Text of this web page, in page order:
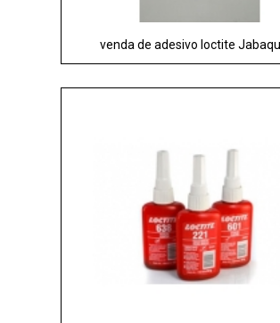
venda de adesivo loctite